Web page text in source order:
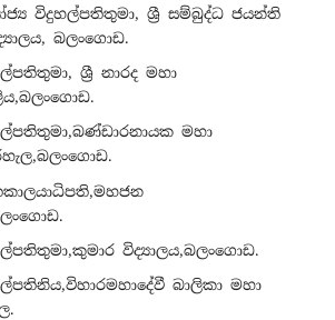
විදුහල්පතිතුමා, ශ්‍රී සම්බුද්ධ ජයන්ති
බලංගොඩ.
ශ්‍රී නාරද මහා
මහා
විද්‍යාලය,බලංගොඩ.
බාලිකා මහා